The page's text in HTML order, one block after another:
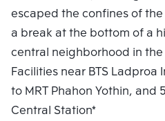
escaped the confines of the
a break at the bottom of a
central neighborhood in the
Facilities near BTS Ladproa
to MRT Phahon Yothin, and
Central Station*